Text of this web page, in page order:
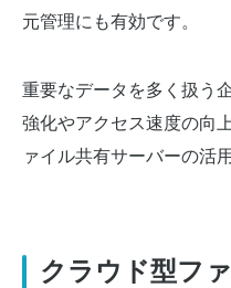
元管理にも有効です。
重要なデータを多く扱う
強化やアクセス速度の向
ァイル共有サーバーの活
クラウド型フ